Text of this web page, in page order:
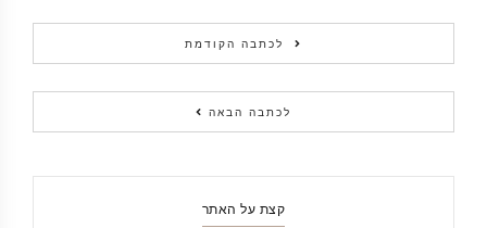
לכתבה הקודמת
לכתבה הבאה
קצת על האתר